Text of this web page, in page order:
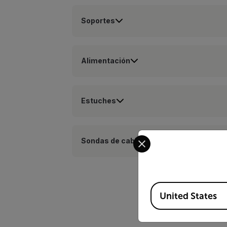
Soportes
Alimentación
Estuches
Sondas de cables de prueba
Select your preferred
Available Locations
United States